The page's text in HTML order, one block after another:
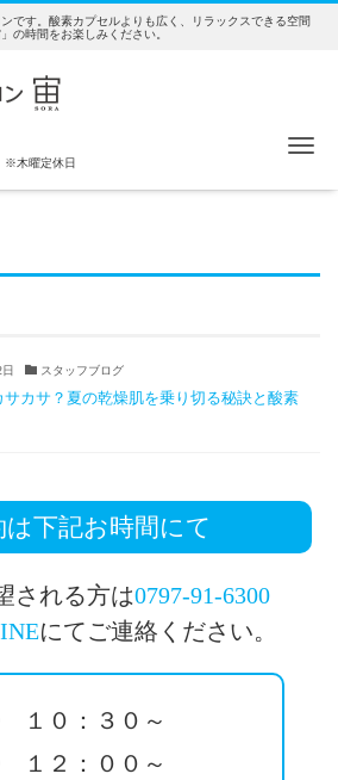
です。酸素カプセルよりも広く、リラックスできる空間
の時間をお楽しみください。
※木曜定休日
スタッフブログ
サカサ？夏の乾燥肌を乗り切る秘訣と酸素
は下記お時間にて
される方は0797-91-6300
にてご連絡ください。
０：３０～
２：００～